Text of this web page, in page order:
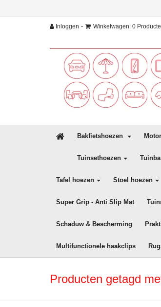
Inloggen - Winkelwagen: 0
Bakfietshoezen
Tuinsethoezen
Tafel hoezen Stoel hoezen
Super Grip - Anti Slip Mat
Schaduw & Bescherming
Multifunctionele haakclips
Producten getagd